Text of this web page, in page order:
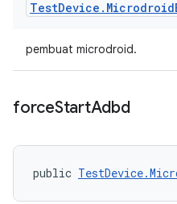
TestDevice . Microdroid
pembuat microdroid.
forceStartAdbd
public